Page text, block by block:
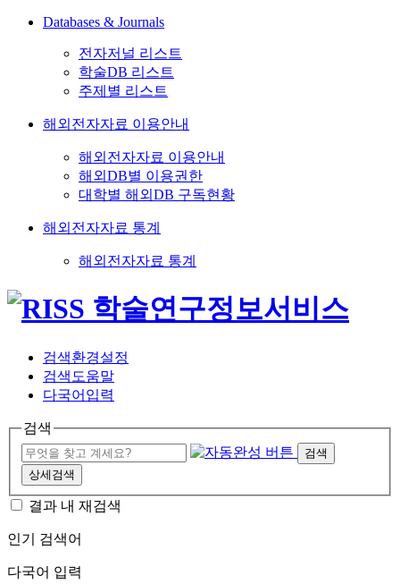
Databases & Journals
전자저널 리스트
학술DB 리스트
주제별 리스트
해외전자자료 이용안내
해외전자자료 이용안내
해외DB별 이용권한
대학별 해외DB 구독현황
해외전자자료 통계
해외전자자료 통계
검색환경설정
검색도움말
다국어입력
검색
검색
상세검색
결과 내 재검색
인기 검색어
다국어 입력